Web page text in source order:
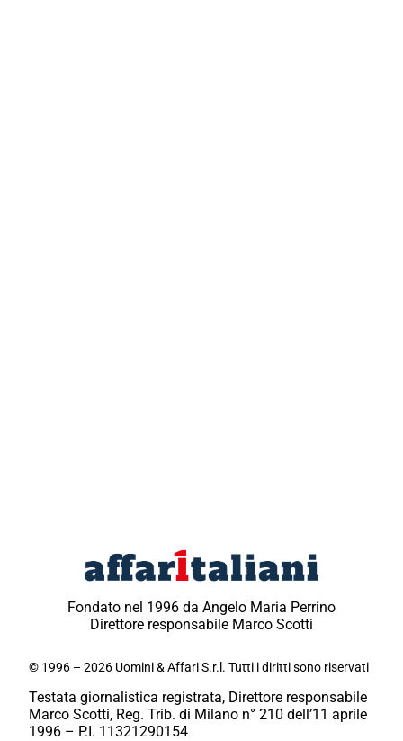
Fondato nel 1996 da Angelo Maria Perrino
Direttore responsabile Marco Scotti
© 1996 – 2026 Uomini & Affari S.r.l. Tutti i diritti sono riservati
Testata giornalistica registrata, Direttore responsabile
Marco Scotti, Reg. Trib. di Milano n° 210 dell’11 aprile
1996 – P.I. 11321290154